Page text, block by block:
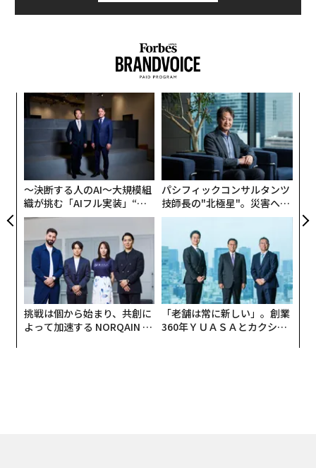
〜決断する人のAI〜大規模組
織が挑む「AIフル実装」“使
う”企業から“動く”企業へ【N
TTドコモビジネス×PwC】
パシフィックコンサルタンツ
技師長の"北極星"。災害への
無力感を乗り越え見つけた、
防災一筋20年の答え
挑戦は個から始まり、共創に
よって加速する NORQAIN JA
「老舗は常に新しい」。創業
360年ＹＵＡＳＡとカクシン